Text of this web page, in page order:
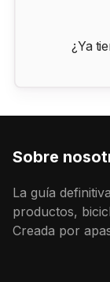
¿Ya
Sobre
La guía
productos,
Creada por